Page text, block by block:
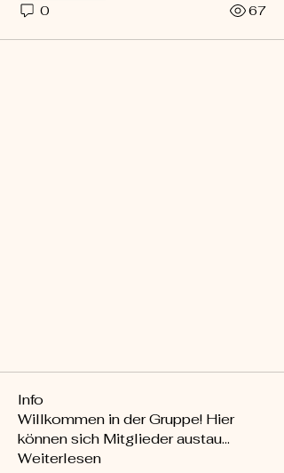
0 67
Info
Willkommen in der Gruppe! Hier
können sich Mitglieder austau...
Weiterlesen